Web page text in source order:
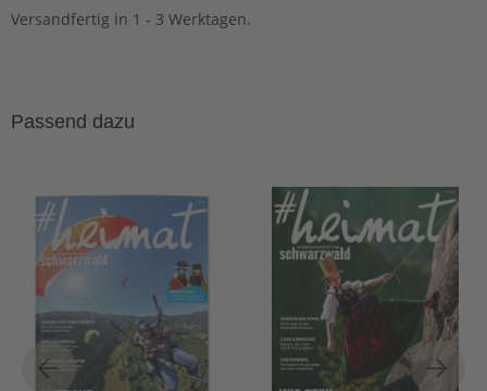
Versandfertig in 1 - 3 Werktagen.
Passend dazu